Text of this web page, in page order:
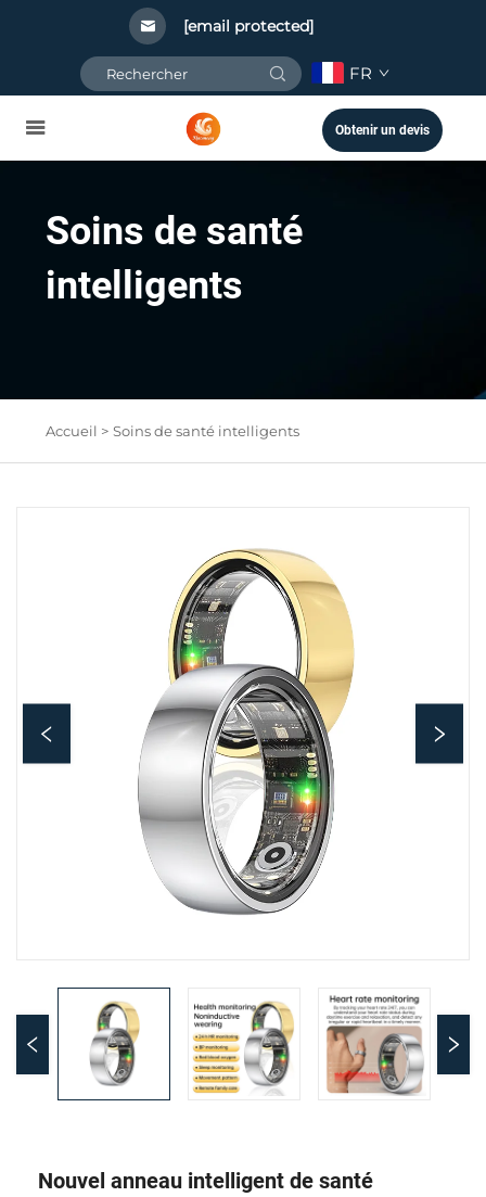
[email protected]
FR
Obtenir un devis
Soins de santé
intelligents
Accueil > Soins de santé intelligents
Nouvel anneau intelligent de santé